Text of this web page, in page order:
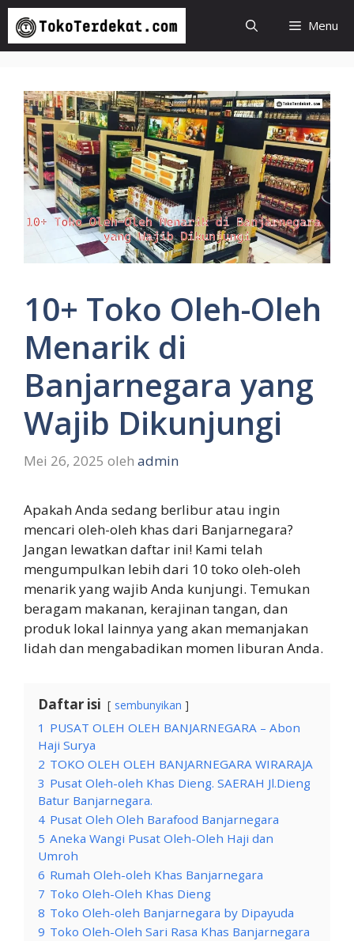
Langsung
isi
Menu
10+ Toko Oleh-Oleh
Menarik di
Banjarnegara yang
Wajib Dikunjungi
Mei 26, 2025 oleh admin
Apakah Anda sedang berlibur atau ingin
mencari oleh-oleh khas dari Banjarnegara?
Jangan lewatkan daftar ini! Kami telah
mengumpulkan lebih dari 10 toko oleh-oleh
menarik yang wajib Anda kunjungi. Temukan
beragam makanan, kerajinan tangan, dan
produk lokal lainnya yang akan memanjakan
lidah dan mengabadikan momen liburan Anda.
Daftar isi sembunyikan
1 PUSAT OLEH OLEH BANJARNEGARA – Abon
Haji Surya
2 TOKO OLEH OLEH BANJARNEGARA WIRARAJA
3 Pusat Oleh-oleh Khas Dieng. SAERAH Jl.Dieng
Batur Banjarnegara.
4 Pusat Oleh Oleh Barafood Banjarnegara
5 Aneka Wangi Pusat Oleh-Oleh Haji dan
Umroh
6 Rumah Oleh-oleh Khas Banjarnegara
7 Toko Oleh-Oleh Khas Dieng
8 Toko Oleh-oleh Banjarnegara by Dipayuda
9 Toko Oleh-Oleh Sari Rasa Khas Banjarnegara